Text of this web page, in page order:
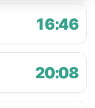
16:46
20:08